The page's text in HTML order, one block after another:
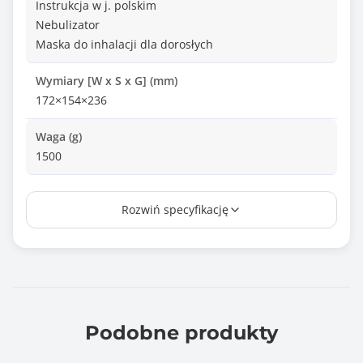
Instrukcja w j. polskim
Nebulizator
Maska do inhalacji dla dorosłych
Wymiary [W x S x G] (mm)
172×154×236
Waga (g)
1500
Zawiera baterię / akumulator
Informacje dodatkowe
Pobór energii: 180 VA Max
Pojemność leku: 10 ml
Rozwiń specyfikację
Podobne produkty